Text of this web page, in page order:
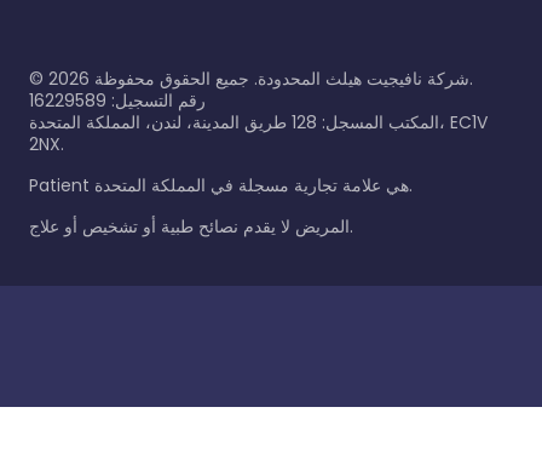
© 2026
شركة نافيجيت هيلث المحدودة. جميع الحقوق محفوظة.
رقم التسجيل: 16229589
المكتب المسجل: 128 طريق المدينة، لندن، المملكة المتحدة، EC1V
2NX.
Patient هي علامة تجارية مسجلة في المملكة المتحدة.
المريض لا يقدم نصائح طبية أو تشخيص أو علاج.